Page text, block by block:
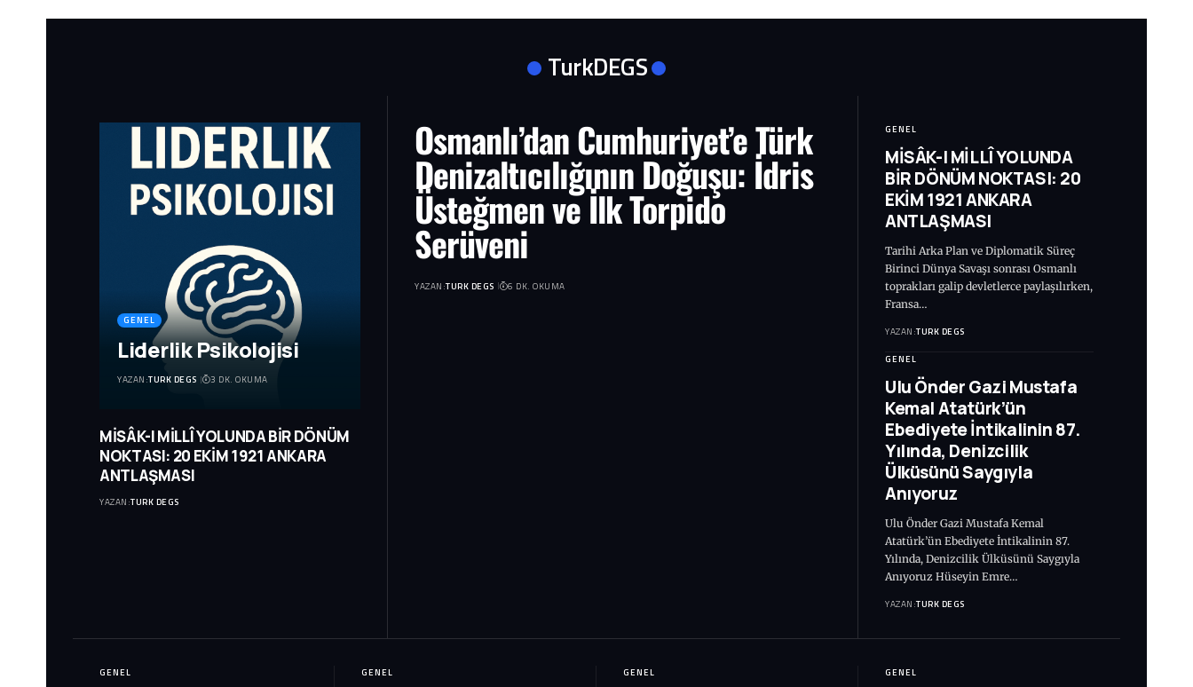
TurkDEGS
GENEL
Liderlik Psikolojisi
YAZAN:TURK DEGS 3 DK. OKUMA
MİSÂK-I MİLLÎ YOLUNDA BİR DÖNÜM
NOKTASI: 20 EKİM 1921 ANKARA
ANTLAŞMASI
YAZAN:TURK DEGS
Osmanlı’dan Cumhuriyet’e Türk
Denizaltıcılığının Doğuşu: İdris
Üsteğmen ve İlk Torpido
Serüveni
YAZAN:TURK DEGS 6 DK. OKUMA
GENEL
MİSÂK-I MİLLÎ YOLUNDA
BİR DÖNÜM NOKTASI: 20
EKİM 1921 ANKARA
ANTLAŞMASI
Tarihi Arka Plan ve Diplomatik Süreç
Birinci Dünya Savaşı sonrası Osmanlı
toprakları galip devletlerce paylaşılırken,
Fransa…
YAZAN:TURK DEGS
GENEL
Ulu Önder Gazi Mustafa
Kemal Atatürk’ün
Ebediyete İntikalinin 87.
Yılında, Denizcilik
Ülküsünü Saygıyla
Anıyoruz
Ulu Önder Gazi Mustafa Kemal
Atatürk’ün Ebediyete İntikalinin 87.
Yılında, Denizcilik Ülküsünü Saygıyla
Anıyoruz Hüseyin Emre…
YAZAN:TURK DEGS
GENEL GENEL GENEL GENEL